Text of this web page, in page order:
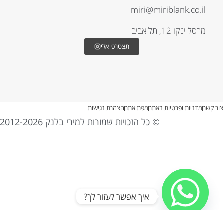
miri@miriblank.co.il
מרסל ינקו 12, תל אביב
תצטרפו אלי
צור קשרמדניות ופרטיות באתרמפת אתרהצהרת נגישות
© כל הזכויות שמורות למירי בלנק 2012-2026
איך אפשר לעזור לך?